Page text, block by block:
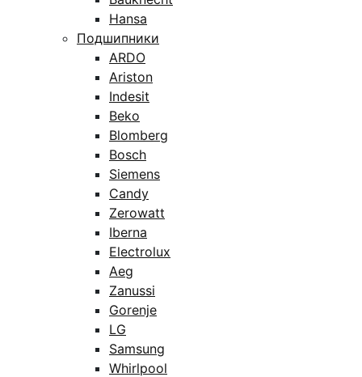
Hansa
Подшипники
ARDO
Ariston
Indesit
Beko
Blomberg
Bosch
Siemens
Candy
Zerowatt
Iberna
Electrolux
Aeg
Zanussi
Gorenje
LG
Samsung
Whirlpool